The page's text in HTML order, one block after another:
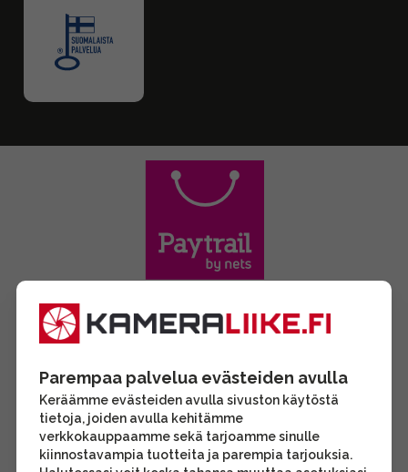
Parempaa palvelua evästeiden avulla
Keräämme evästeiden avulla sivuston käytöstä
tietoja, joiden avulla kehitämme
verkkokauppaamme sekä tarjoamme sinulle
kiinnostavampia tuotteita ja parempia tarjouksia.